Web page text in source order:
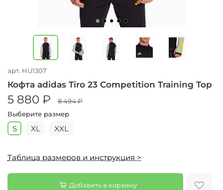
арт. HU1307
Кофта adidas Tiro 23 Competition Training Top
5 880 ₽
8 494 ₽
Выберите размер
S XL XXL
Таблица размеров и инструкция >
Добавить в корзину